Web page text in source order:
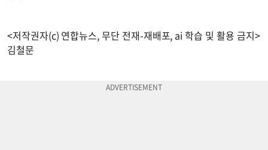
<저작권자(c) 연합뉴스, 무단 전재-재배포, ai 학습 및 활용 금지>
김철문